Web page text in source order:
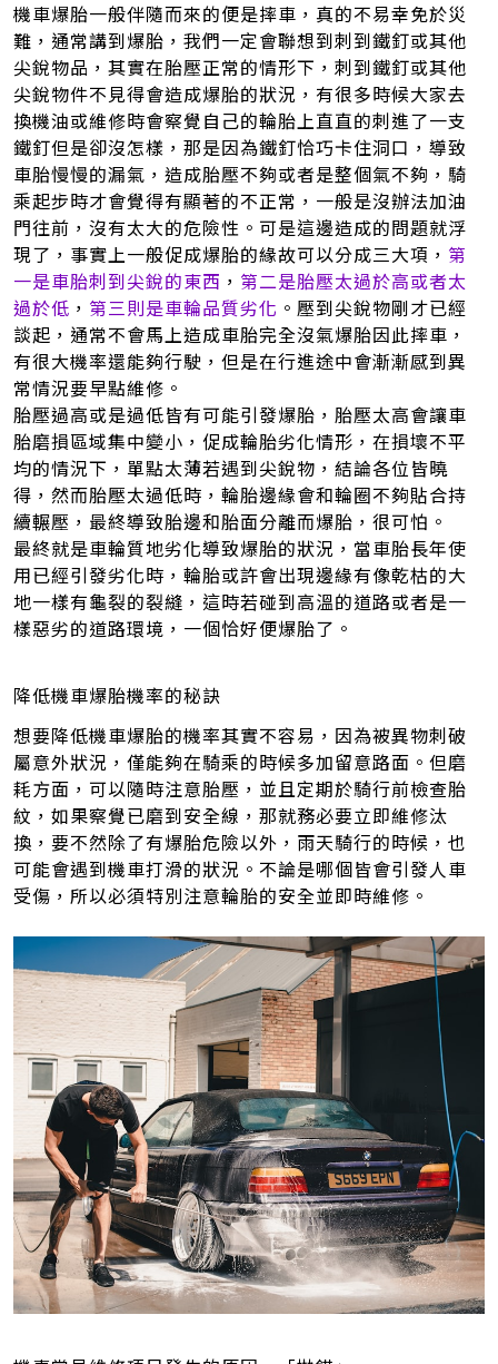
機車爆胎一般伴隨而來的便是摔車，真的不易幸免於災
難，通常講到爆胎，我們一定會聯想到刺到鐵釘或其他
尖銳物品，其實在胎壓正常的情形下，刺到鐵釘或其他
尖銳物件不見得會造成爆胎的狀況，有很多時候大家去
換機油或維修時會察覺自己的輪胎上直直的刺進了一支
鐵釘但是卻沒怎樣，那是因為鐵釘恰巧卡住洞口，導致
車胎慢慢的漏氣，造成胎壓不夠或者是整個氣不夠，騎
乘起步時才會覺得有顯著的不正常，一般是沒辦法加油
門往前，沒有太大的危險性。可是這邊造成的問題就浮
現了，事實上一般促成爆胎的緣故可以分成三大項， 第
一是車胎刺到尖銳的東西 ， 第二是胎壓太過於高或者太
過於低 ， 第三則是車輪品質劣化 。壓到尖銳物剛才已經
談起，通常不會馬上造成車胎完全沒氣爆胎因此摔車，
有很大機率還能夠行駛，但是在行進途中會漸漸感到異
常情況要早點維修。
胎壓過高或是過低皆有可能引發爆胎，胎壓太高會讓車
胎磨損區域集中變小，促成輪胎劣化情形，在損壞不平
均的情況下，單點太薄若遇到尖銳物，結論各位皆曉
得，然而胎壓太過低時，輪胎邊緣會和輪圈不夠貼合持
續輾壓，最終導致胎邊和胎面分離而爆胎，很可怕。
最終就是車輪質地劣化導致爆胎的狀況，當車胎長年使
用已經引發劣化時，輪胎或許會出現邊緣有像乾枯的大
地一樣有龜裂的裂縫，這時若碰到高溫的道路或者是一
樣惡劣的道路環境，一個恰好便爆胎了。
降低機車爆胎機率的秘訣
想要降低機車爆胎的機率其實不容易，因為被異物刺破
屬意外狀況，僅能夠在騎乘的時候多加留意路面。但磨
耗方面，可以隨時注意胎壓，並且定期於騎行前檢查胎
紋，如果察覺已磨到安全線，那就務必要立即維修汰
換，要不然除了有爆胎危險以外，雨天騎行的時候，也
可能會遇到機車打滑的狀況。不論是哪個皆會引發人車
受傷，所以必須特別注意輪胎的安全並即時維修。